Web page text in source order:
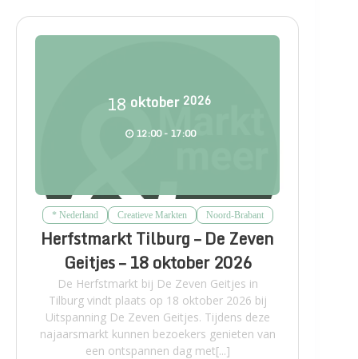
18 oktober 2026
12:00 - 17:00
* Nederland Creatieve Markten Noord-Brabant
Herfstmarkt Tilburg – De Zeven
Geitjes – 18 oktober 2026
De Herfstmarkt bij De Zeven Geitjes in
Tilburg vindt plaats op 18 oktober 2026 bij
Uitspanning De Zeven Geitjes. Tijdens deze
najaarsmarkt kunnen bezoekers genieten van
een ontspannen dag met[...]